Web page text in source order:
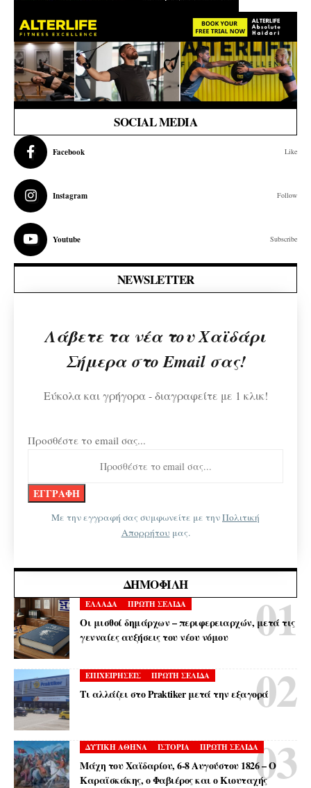
SOCIAL MEDIA
Facebook Like
Instagram Follow
Youtube Subscribe
NEWSLETTER
Λάβετε τα νέα του Χαϊδάρι
Σήμερα στο Email σας!
Εύκολα και γρήγορα - διαγραφείτε με 1 κλικ!
Προσθέστε το email σας...
Με την εγγραφή σας συμφωνείτε με τηνΠολιτική
Απορρήτου μας.
ΔΗΜΟΦΙΛΉ
ΕΛΛΑΔΑ ΠΡΩΤΗ ΣΕΛΙΔΑ
Οι μισθοί δημάρχων – περιφερειαρχών, μετά τις
γενναίες αυξήσεις του νέου νόμου
ΕΠΙΧΕΙΡΗΣΕΙΣ ΠΡΩΤΗ ΣΕΛΙΔΑ
Τι αλλάζει στο Praktiker μετά την εξαγορά
ΔΥΤΙΚΗ ΑΘΗΝΑ ΙΣΤΟΡΙΑ ΠΡΩΤΗ ΣΕΛΙΔΑ
Μάχη του Χαϊδαρίου, 6-8 Αυγούστου 1826 – Ο
Καραϊσκάκης, ο Φαβιέρος και ο Κιουταχής